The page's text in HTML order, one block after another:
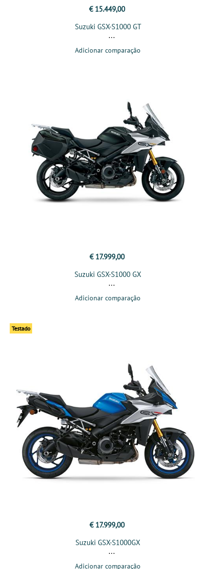
€ 15.449,00
Suzuki GSX-S1000 GT
Adicionar comparação
€ 17.999,00
Suzuki GSX-S1000 GX
Adicionar comparação
Testado
€ 17.999,00
Suzuki GSX-S1000GX
Adicionar comparação